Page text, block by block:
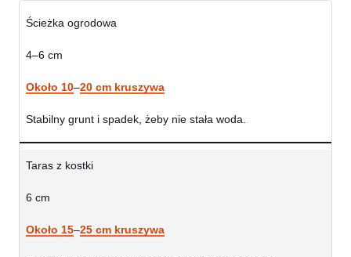
Ścieżka ogrodowa
4–6 cm
Około 10–20 cm kruszywa
Stabilny grunt i spadek, żeby nie stała woda.
Taras z kostki
6 cm
Około 15–25 cm kruszywa